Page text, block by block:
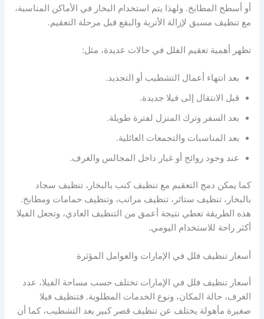
أو أسطح المطابخ. ولهذا يتم استخدام البخار في الأماكن المناسبة،
مع تنظيف مسبق لإزالة الأتربة والبقع قبل مرحلة التعقيم.
تظهر أهمية تعقيم الفلل في حالات عديدة، مثل:
بعد انتهاء أعمال التشطيب أو التجديد.
قبل الانتقال إلى فيلا جديدة.
بعد السفر وترك المنزل لفترة طويلة.
بعد المناسبات والتجمعات العائلية.
عند وجود روائح أو غبار داخل المجالس والغرف.
كما يمكن دمج التعقيم مع تنظيف كنب بالبخار، تنظيف سجاد
بالبخار، تنظيف ستائر، تنظيف مراتب، وتنظيف حمامات ومطابخ.
هذه الطريقة تعطي نتيجة أعمق من التنظيف العادي، وتجعل الفيلا
أكثر راحة للاستخدام اليومي.
أسعار تنظيف فلل في الإمارات والعوامل المؤثرة
أسعار تنظيف فلل في الإمارات تختلف حسب مساحة الفيلا، عدد
الغرف، حالة المكان، ونوع الخدمات المطلوبة. فتنظيف فيلا
صغيرة مأهولة يختلف عن تنظيف قصر كبير بعد التشطيب، كما أن